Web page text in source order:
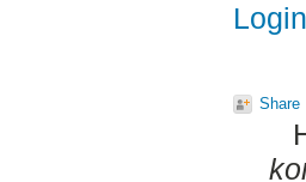
Login
Share